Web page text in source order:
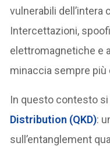
vulnerabili dell’intera
Intercettazioni,
elettromagnetiche e
minaccia sempre più
In questo contesto
Distribution (QKD):
sull’entanglement